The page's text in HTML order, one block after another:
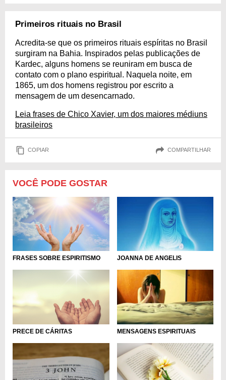
Primeiros rituais no Brasil
Acredita-se que os primeiros rituais espíritas no Brasil
surgiram na Bahia. Inspirados pelas publicações de
Kardec, alguns homens se reuniram em busca de
contato com o plano espiritual. Naquela noite, em
1865, um dos homens registrou por escrito a
mensagem de um desencarnado.
Leia frases de Chico Xavier, um dos maiores médiuns
brasileiros
COPIAR COMPARTILHAR
VOCÊ PODE GOSTAR
FRASES SOBRE ESPIRITISMO JOANNA DE ANGELIS
PRECE DE CÁRITAS MENSAGENS ESPIRITUAIS